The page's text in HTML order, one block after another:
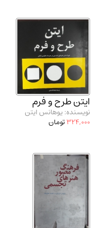
ایتن طرح و فرم
نویسنده: یوهانس ایتن
324,000تومان